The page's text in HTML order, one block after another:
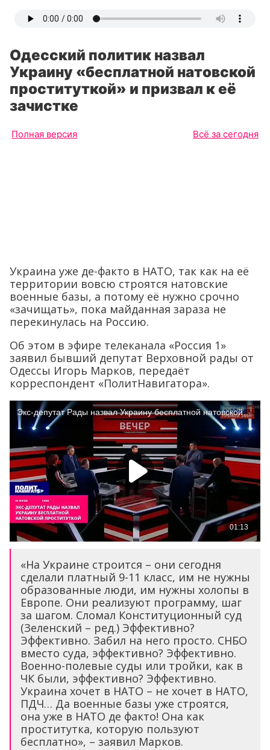
Одесский политик назвал
Украину «бесплатной натовской
проституткой» и призвал к её
зачистке
Полная версия Всё за сегодня
Украина уже де-факто в НАТО, так как на её
территории вовсю строятся натовские
военные базы, а потому её нужно срочно
«зачищать», пока майданная зараза не
перекинулась на Россию.
Об этом в эфире телеканала «Россия 1»
заявил бывший депутат Верховной рады от
Одессы Игорь Марков, передаёт
корреспондент «ПолитНавигатора».
«На Украине строится – они сегодня
сделали платный 9-11 класс, им не нужны
образованные люди, им нужны холопы в
Европе. Они реализуют программу, шаг
за шагом. Сломал Конституционный суд
(Зеленский – ред.) Эффективно?
Эффективно. Забил на него просто. СНБО
вместо суда, эффективно? Эффективно.
Военно-полевые суды или тройки, как в
ЧК были, эффективно? Эффективно.
Украина хочет в НАТО – не хочет в НАТО,
ПДЧ… Да военные базы уже строятся,
она уже в НАТО де факто! Она как
проститутка, которую пользуют
бесплатно», – заявил Марков.